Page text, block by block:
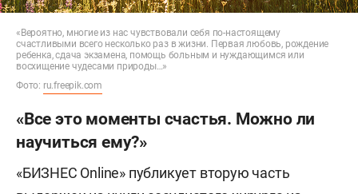
«Вероятно, многие из нас чувствовали себя по-настоящему
счастливыми всего несколько раз в жизни. Первая любовь, рождение
ребенка, сдача экзамена, помощь больным и нуждающимся или
восхищение чудесами природы…»
Фото: ru.freepik.com
«Все это моменты счастья. Можно ли
научиться ему?»
«БИЗНЕС Online» публикует вторую часть